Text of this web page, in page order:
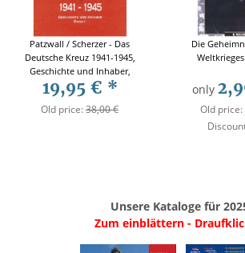
Patzwall / Scherzer - Das
Deutsche Kreuz 1941-1945,
Geschichte und Inhaber,
Band 1
19,95 € *
Old price:38,00 €
Die
only
Old price:
Unsere Kataloge für
Zum einblättern -